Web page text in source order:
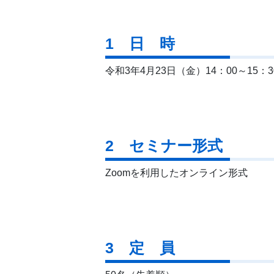
1 日 時
令和3年4月23日（金）14：00～15：
2 セミナー形式
Zoomを利用したオンライン形式
3 定 員